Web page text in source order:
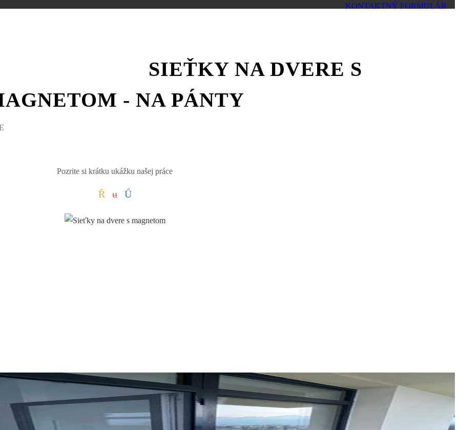
KONTAKTNÝ FORMULÁR
SIEŤKY NA DVERE S
- NA PÁNTY
Pozrite si krátku ukážku našej práce